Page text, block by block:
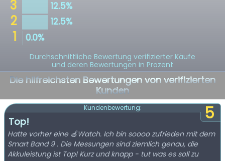
Durchschnittliche Bewertung verifizierter Käufe
und deren Bewertungen in Prozent
Die hilfreichsten Bewertungen von verifizierten
Kunden
5
Kundenbewertung:
Top!
Hatte vorher eine 🍏Watch. Ich bin soooo zufrieden mit dem
Smart Band 9 . Die Messungen sind ziemlich genau, die
Akkuleistung ist Top! Kurz und knapp - tut was es soll zu